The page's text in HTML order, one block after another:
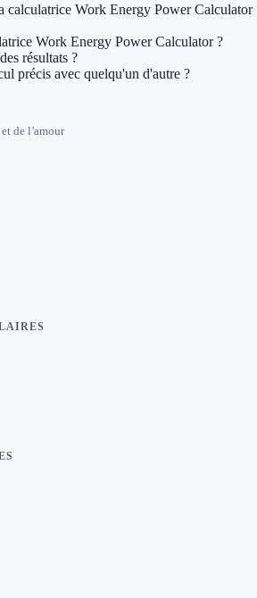
calculatrice Work Energy Power Calculator
Work Energy Power Calculator ?
résultats ?
précis avec quelqu'un d'autre ?
de l'amour